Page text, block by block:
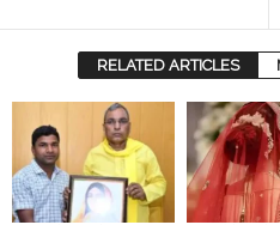
RELATED ARTICLES